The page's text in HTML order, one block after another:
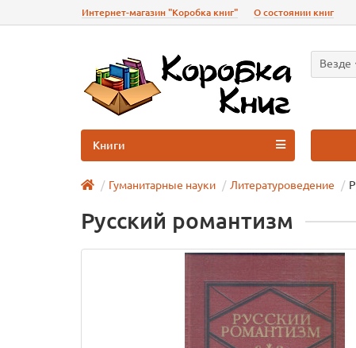
Интернет-магазин "Коробка книг" О состоянии книг
Везде
Книги
Гуманитарные науки Литературоведение
Русский романтизм